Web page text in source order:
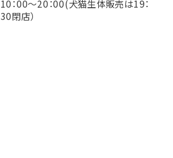
10：00～20：00(犬猫生体販売は19：
30閉店）